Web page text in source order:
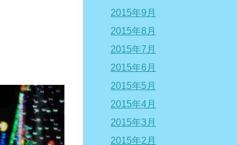
2015年9月
2015年8月
2015年7月
2015年6月
2015年5月
2015年4月
2015年3月
2015年2月